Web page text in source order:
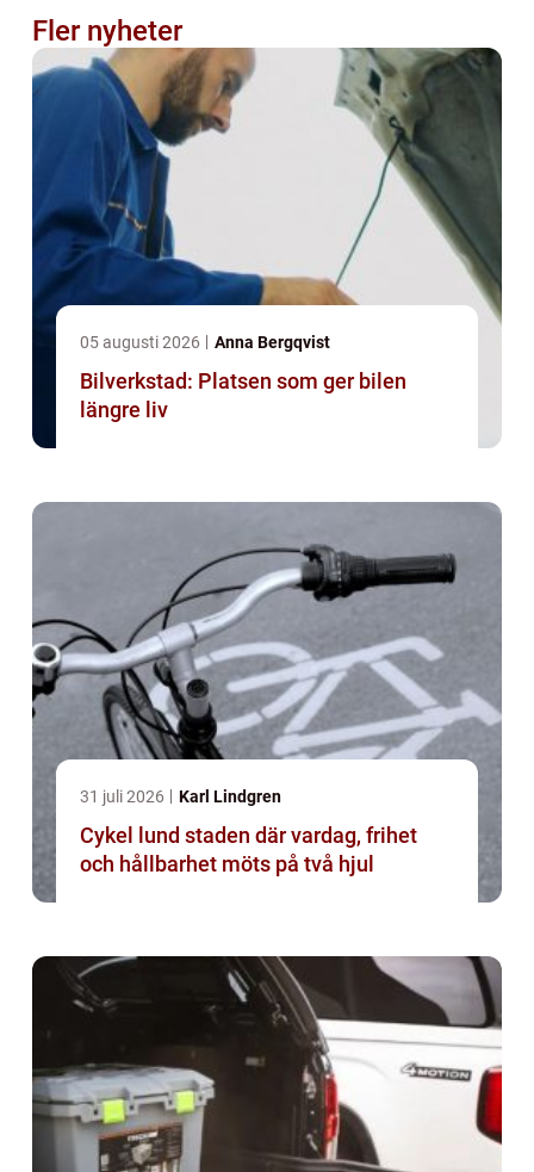
Fler nyheter
05 augusti 2026 Anna Bergqvist
Bilverkstad: Platsen som ger bilen
längre liv
31 juli 2026 Karl Lindgren
Cykel lund staden där vardag, frihet
och hållbarhet möts på två hjul